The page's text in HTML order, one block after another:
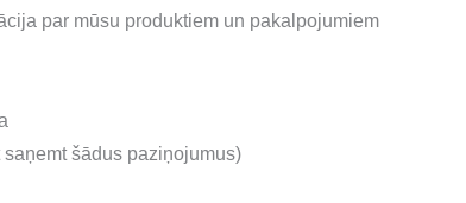
par mūsu produktiem un pakalpojumiem
šādus paziņojumus)